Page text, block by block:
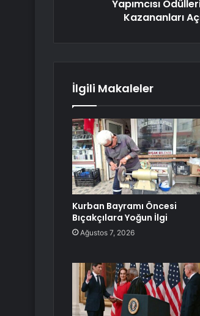
Yapımcısı
Kazananları
İlgili Makaleler
Kurban Bayramı Öncesi
Bıçakçılara Yoğun İlgi
Ağustos 7, 2026